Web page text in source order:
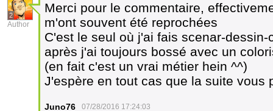
2
Author
Merci pour le commentaire,
m'ont souvent été reprochées
C'est le seul où j'ai fais scenar-
après j'ai toujours bossé avec un
(en fait c'est un vrai métier hein ^^)
J'espère en tout cas que la suite vous
Juno76 07/28/2016 17:24:03